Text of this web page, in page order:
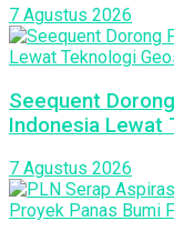
7 Agustus 2026
Seequent
Indonesia Lewat
7 Agustus 2026